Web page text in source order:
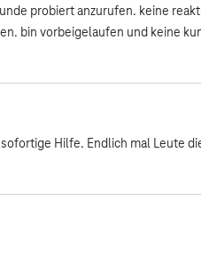
probiert anzurufen. keine
bin vorbeigelaufen und keine
Hilfe. Endlich mal Leute